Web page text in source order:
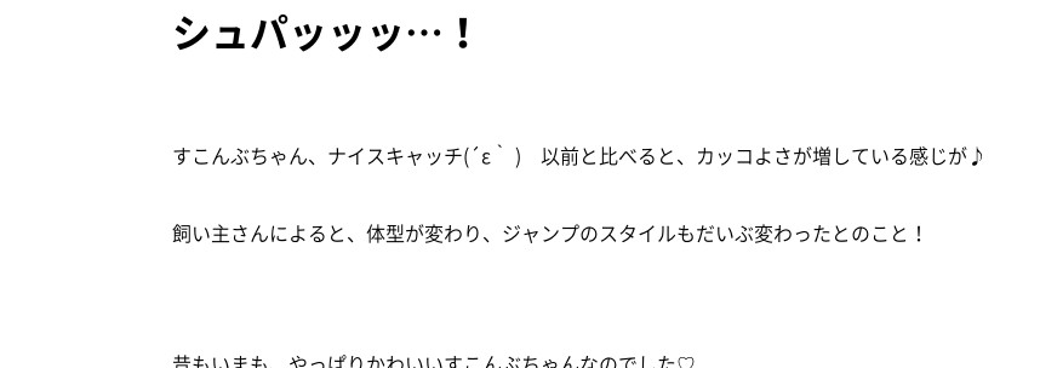
シュパッッッ…！
すこんぶちゃん、ナイスキャッチ(´ε｀ ) 以前と比べると、カッコよさが増している感じが♪
飼い主さんによると、体型が変わり、ジャンプのスタイルもだいぶ変わったとのこと！